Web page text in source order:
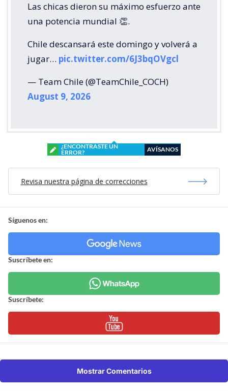
Las chicas dieron su máximo esfuerzo ante
una potencia mundial 👏.
Chile descansará este domingo y volverá a
jugar… pic.twitter.com/6J3bqOVgcl
— Team Chile (@TeamChile_COCH)
August 9, 2026
¿ENCONTRASTE UN
ERROR?
AVÍSANOS
Revisa nuestra página de correcciones
Síguenos en:
Suscríbete en:
Suscríbete:
Mostrar Comentarios